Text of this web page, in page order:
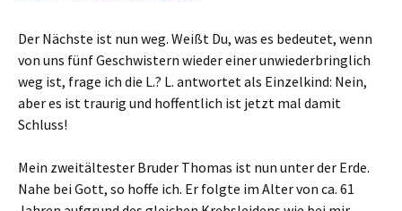
Der Nächste ist nun weg. Weißt Du, was es bedeutet, wenn
von uns fünf Geschwistern wieder einer unwiederbringlich
weg ist, frage ich die L.? L. antwortet als Einzelkind: Nein,
aber es ist traurig und hoffentlich ist jetzt mal damit
Schluss!
Mein zweitältester Bruder Thomas ist nun unter der Erde.
Nahe bei Gott, so hoffe ich. Er folgte im Alter von ca. 61